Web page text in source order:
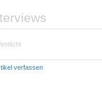
verfassen